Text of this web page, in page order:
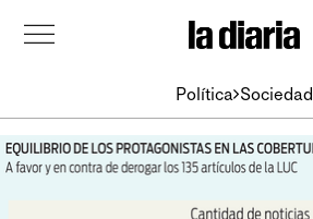
Política Sociedad